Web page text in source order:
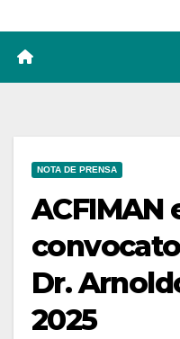
NOTA DE PRENSA
ACFIMAN
Dr.
2025